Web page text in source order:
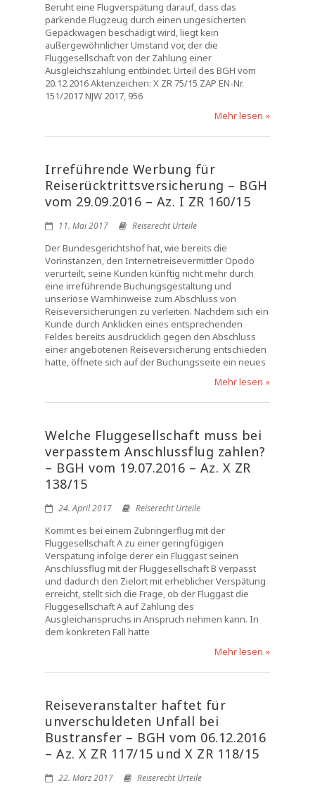
Beruht eine Flugverspätung darauf, dass das
parkende Flugzeug durch einen ungesicherten
Gepäckwagen beschädigt wird, liegt kein
außergewöhnlicher Umstand vor, der die
Fluggesellschaft von der Zahlung einer
Ausgleichszahlung entbindet. Urteil des BGH vom
20.12.2016 Aktenzeichen: X ZR 75/15 ZAP EN-Nr.
151/2017 NJW 2017, 956
Mehr lesen »
Irreführende Werbung für
Reiserücktrittsversicherung – BGH
vom 29.09.2016 – Az. I ZR 160/15
11. Mai 2017 Reiserecht Urteile
Der Bundesgerichtshof hat, wie bereits die
Vorinstanzen, den Internetreisevermittler Opodo
verurteilt, seine Kunden künftig nicht mehr durch
eine irreführende Buchungsgestaltung und
unseriöse Warnhinweise zum Abschluss von
Reiseversicherungen zu verleiten. Nachdem sich ein
Kunde durch Anklicken eines entsprechenden
Feldes bereits ausdrücklich gegen den Abschluss
einer angebotenen Reiseversicherung entschieden
hatte, öffnete sich auf der Buchungsseite ein neues
Mehr lesen »
Welche Fluggesellschaft muss bei
verpasstem Anschlussflug zahlen?
– BGH vom 19.07.2016 – Az. X ZR
138/15
24. April 2017 Reiserecht Urteile
Kommt es bei einem Zubringerflug mit der
Fluggesellschaft A zu einer geringfügigen
Verspätung infolge derer ein Fluggast seinen
Anschlussflug mit der Fluggesellschaft B verpasst
und dadurch den Zielort mit erheblicher Verspätung
erreicht, stellt sich die Frage, ob der Fluggast die
Fluggesellschaft A auf Zahlung des
Ausgleichanspruchs in Anspruch nehmen kann. In
dem konkreten Fall hatte
Mehr lesen »
Reiseveranstalter haftet für
unverschuldeten Unfall bei
Bustransfer – BGH vom 06.12.2016
– Az. X ZR 117/15 und X ZR 118/15
22. März 2017 Reiserecht Urteile